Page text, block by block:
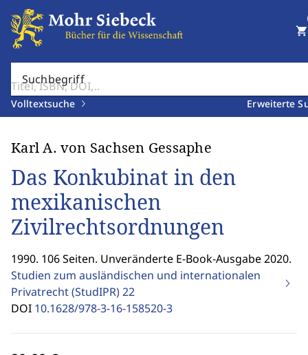
Suchbegriff
Volltextsuche Erweiterte
shopping_cart
Karl A. von Sachsen Gessaphe
Das Konkubinat in den
mexikanischen
Zivilrechtsordnungen
1990. 106 Seiten. Unveränderte E-Book-Ausgabe 2020.
Studien zum ausländischen und internationalen
Privatrecht (StudIPR)22
DOI 10.1628/978-3-16-158520-3